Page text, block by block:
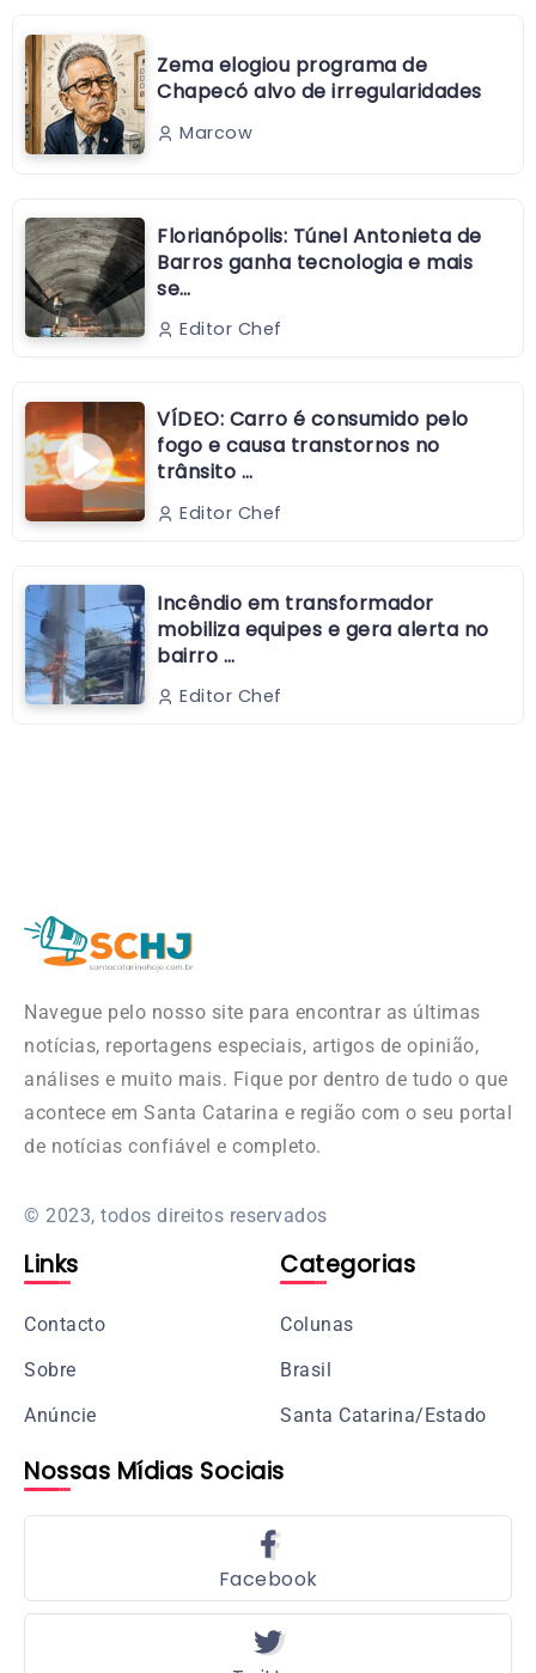
Zema elogiou programa de
Chapecó alvo de irregularidades
Marcow
Florianópolis: Túnel Antonieta de
Barros ganha tecnologia e mais
se…
Editor Chef
VÍDEO: Carro é consumido pelo
fogo e causa transtornos no
trânsito …
Editor Chef
Incêndio em transformador
mobiliza equipes e gera alerta no
bairro …
Editor Chef
Navegue pelo nosso site para encontrar as últimas
notícias, reportagens especiais, artigos de opinião,
análises e muito mais. Fique por dentro de tudo o que
acontece em Santa Catarina e região com o seu portal
de notícias confiável e completo.
© 2023, todos direitos reservados
Links
Contacto
Sobre
Anúncie
Categorias
Colunas
Brasil
Santa Catarina/Estado
Nossas Mídias Sociais
Facebook